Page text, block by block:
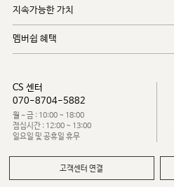
지속가능한 가치
멤버쉽 혜택
CS 센터
070-8704-5882
월 - 금 : 10:00 ~ 18:00
점심시간 : 12:00 ~ 13:00
일요일 및 공휴일 휴무
고객센터 연결